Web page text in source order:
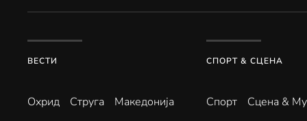
ВЕСТИ
Охрид Струга
Македонија
СПОРТ & СЦЕНА
Спорт Сцена &